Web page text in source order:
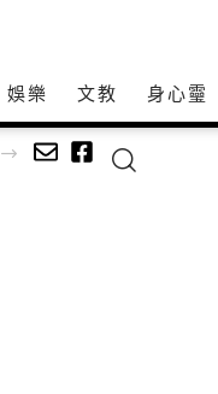
娛樂 文教 身心𩆜